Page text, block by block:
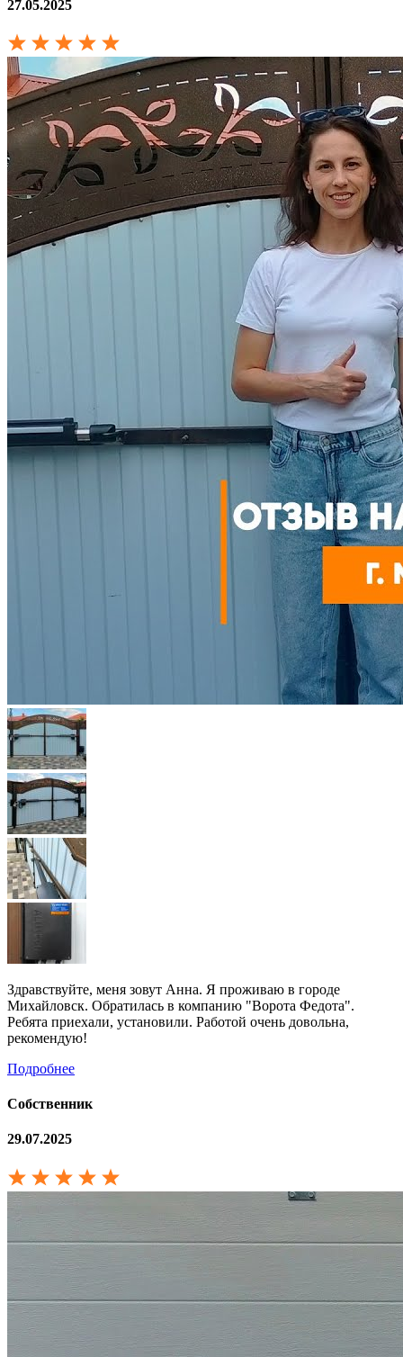
27.05.2025
Здравствуйте, меня зовут Анна. Я проживаю в городе
Михайловск. Обратилась в компанию "Ворота Федота".
Ребята приехали, установили. Работой очень довольна,
рекомендую!
Подробнее
Собственник
29.07.2025